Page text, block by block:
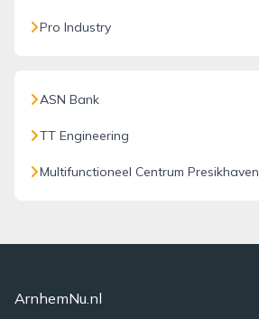
Pro Industry
ASN Bank
TT Engineering
Multifunctioneel Centrum Presikhaven
ArnhemNu.nl